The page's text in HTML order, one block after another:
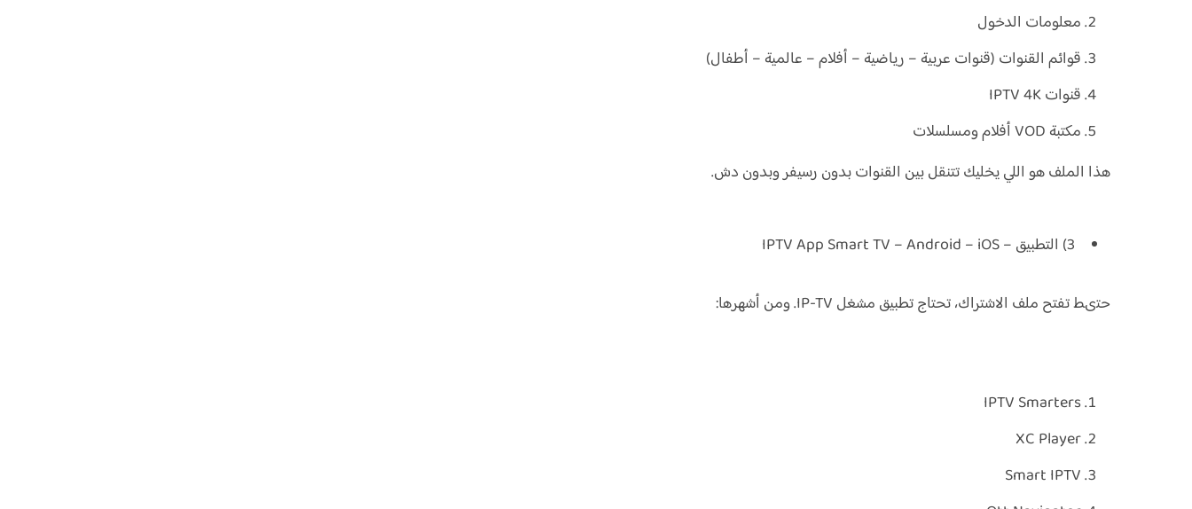
معلومات الدخول
قوائم القنوات (قنوات عربية – رياضية – أفلام – عالمية – أطفال)
قنوات IPTV 4K
مكتبة VOD أفلام ومسلسلات
هذا الملف هو اللي يخليك تتنقل بين القنوات بدون رسيفر وبدون دش.
3) التطبيق – IPTV App Smart TV – Android – iOS
حتىط تفتح ملف الاشتراك، تحتاج تطبيق مشغل IP-TV. ومن أشهرها:
IPTV Smarters
XC Player
Smart IPTV